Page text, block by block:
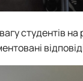
студентів